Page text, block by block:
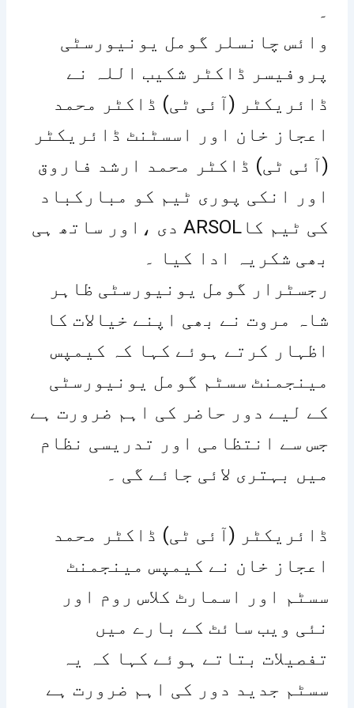
۔
وائس چانسلر گومل یونیورسٹی
پروفیسر ڈاکٹر شکیب اللہ نے
ڈائریکٹر (آئی ٹی) ڈاکٹر محمد
اعجاز خان اور اسسٹنٹ ڈائریکٹر
(آئی ٹی) ڈاکٹر محمد ارشد فاروق
اور انکی پوری ٹیم کو مبارکباد
دی ،اور ساتھ ہی ARSOLکی ٹیم کا
بھی شکریہ ادا کیا ۔
رجسٹرار گومل یونیورسٹی ظاہر
شاہ مروت نے بھی اپنے خیالات کا
اظہار کرتے ہوئے کہا کہ کیمپس
مینجمنٹ سسٹم گومل یونیورسٹی
کے لیے دور حاضر کی اہم ضرورت ہے
جس سے انتظامی اور تدریسی نظام
میں بہتری لائی جائے گی ۔
ڈائریکٹر (آئی ٹی) ڈاکٹر محمد
اعجاز خان نے کیمپس مینجمنٹ
سسٹم اور اسمارٹ کلاس روم اور
نئی ویب سائٹ کے بارے میں
تفصیلات بتاتے ہوئے کہا کہ یہ
سسٹم جدید دور کی اہم ضرورت ہے